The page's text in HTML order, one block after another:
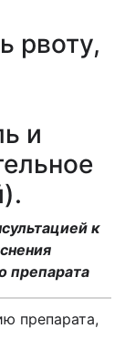
рвоту,
и
к
препарата
препарата,